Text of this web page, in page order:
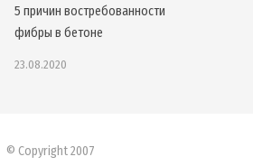
5 причин востребованности
фибры в бетоне
23.08.2020
© Copyright 2007